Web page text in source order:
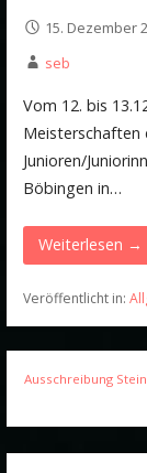
15. Dezember
seb
Vom 12. bis
Meisterschaften
Junioren/
Böbingen in…
Weiterlesen →
Veröffentlicht in:
Ausschreibung